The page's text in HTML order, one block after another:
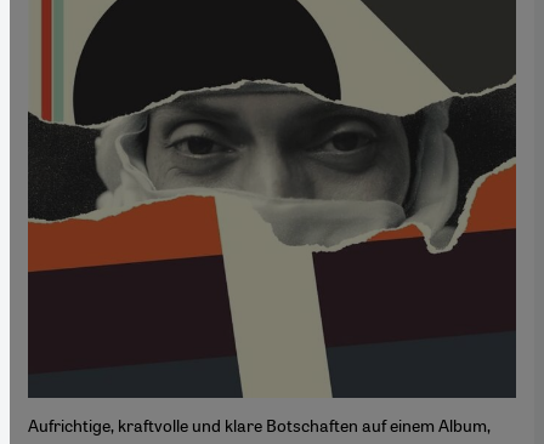
Aufrichtige, kraftvolle und klare Botschaften auf einem Album,